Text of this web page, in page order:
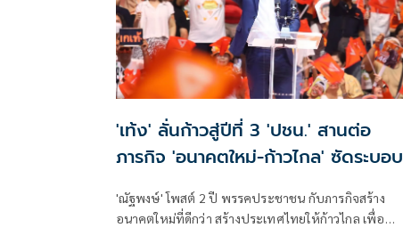
'เท้ง' ลั่นก้าวสู่ปีที่ 3 'ปชน.' สานต่อ
ภารกิจ 'อนาคตใหม่-ก้าวไกล' ซัดระบอบ
'ณัฐพงษ์' โพสต์ 2 ปี พรรคประชาชน กับภารกิจสร้าง
อนาคตใหม่ที่ดีกว่า สร้างประเทศไทยให้ก้าวไกล เพื่อ